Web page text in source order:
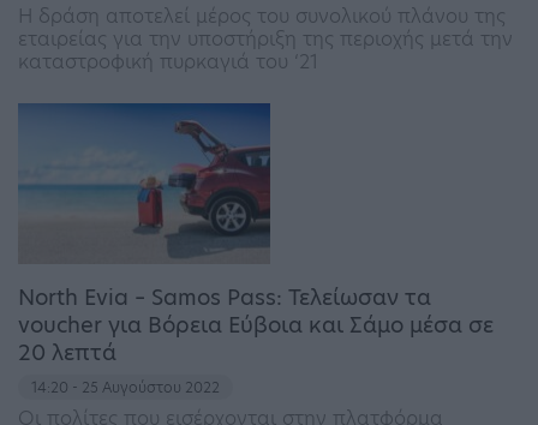
Η δράση αποτελεί μέρος του συνολικού πλάνου της
εταιρείας για την υποστήριξη της περιοχής μετά την
καταστροφική πυρκαγιά του ‘21
North Evia – Samos Pass: Τελείωσαν τα
voucher για Βόρεια Εύβοια και Σάμο μέσα σε
20 λεπτά
14:20 - 25 Αυγούστου 2022
Οι πολίτες που εισέρχονται στην πλατφόρμα